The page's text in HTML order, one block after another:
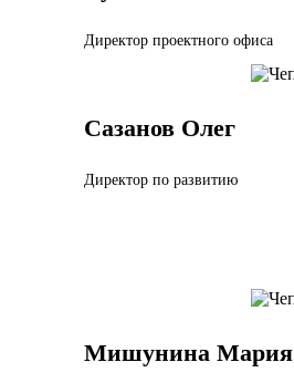
Директор проектного офиса
Сазанов Олег
Директор по развитию
Мишунина Мария